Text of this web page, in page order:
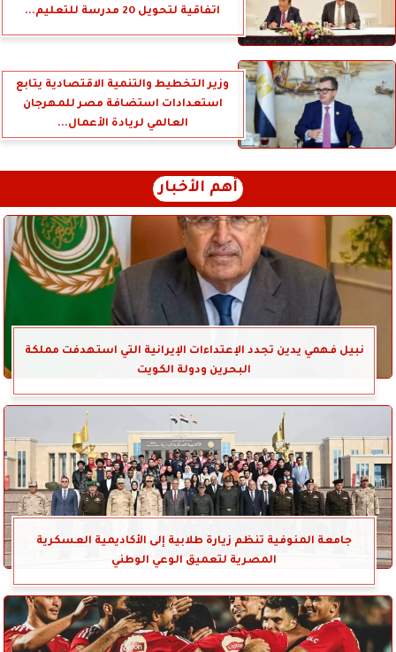
اتفاقية لتحويل 20 مدرسة للتعليم...
وزير التخطيط والتنمية الاقتصادية يتابع
استعدادات استضافة مصر للمهرجان
العالمي لريادة الأعمال...
أهم الأخبار
نبيل فهمي يدين تجدد الإعتداءات الإيرانية التي استهدفت مملكة
البحرين ودولة الكويت
جامعة المنوفية تنظم زيارة طلابية إلى الأكاديمية العسكرية
المصرية لتعميق الوعي الوطني